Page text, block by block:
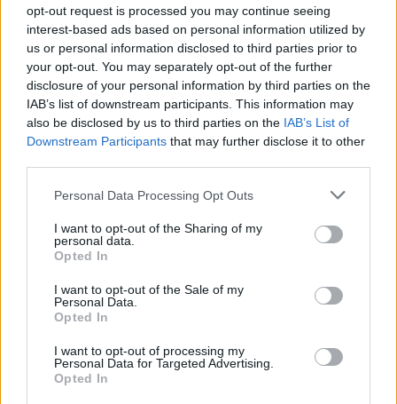
opt-out request is processed you may continue seeing
interest-based ads based on personal information utilized by
us or personal information disclosed to third parties prior to
your opt-out. You may separately opt-out of the further
disclosure of your personal information by third parties on the
IAB’s list of downstream participants. This information may
also be disclosed by us to third parties on the IAB’s List of
Downstream Participants that may further disclose it to other
Personal Data Processing Opt Outs
I want to opt-out of the Sharing of my
personal data.
Opted In
I want to opt-out of the Sale of my
Personal Data.
Opted In
I want to opt-out of processing my
Personal Data for Targeted Advertising.
Opted In
Lemiamą mačą pasitinkantis
N.Čanakas apie likusias jėgas:
„Jau dega ta raudona
lemputė“
G.
prie
Rungtynėse vėl netrūko emocijų.